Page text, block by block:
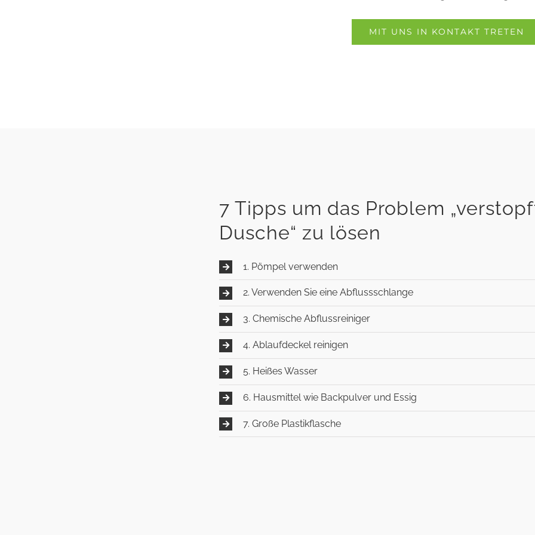
MIT UNS IN KONTAKT TRETEN
7 Tipps um das Problem
Dusche“ zu lösen
1. Pömpel verwenden
2. Verwenden Sie eine Abflussschlange
3. Chemische Abflussreiniger
4. Ablaufdeckel reinigen
5. Heißes Wasser
6. Hausmittel wie Backpulver und Essig
7. Große Plastikflasche